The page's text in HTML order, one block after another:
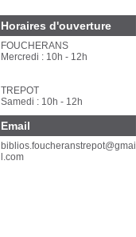
Horaires d'ouverture
FOUCHERANS
Mercredi : 10h - 12h
TREPOT
Samedi : 10h - 12h
Email
biblios.foucheranstrepot@gmai
l.com